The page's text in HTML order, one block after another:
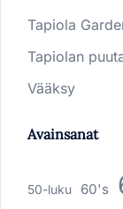
Tapiola
Tapiolan
Vääksy
Avainsanat
50-luku 60's